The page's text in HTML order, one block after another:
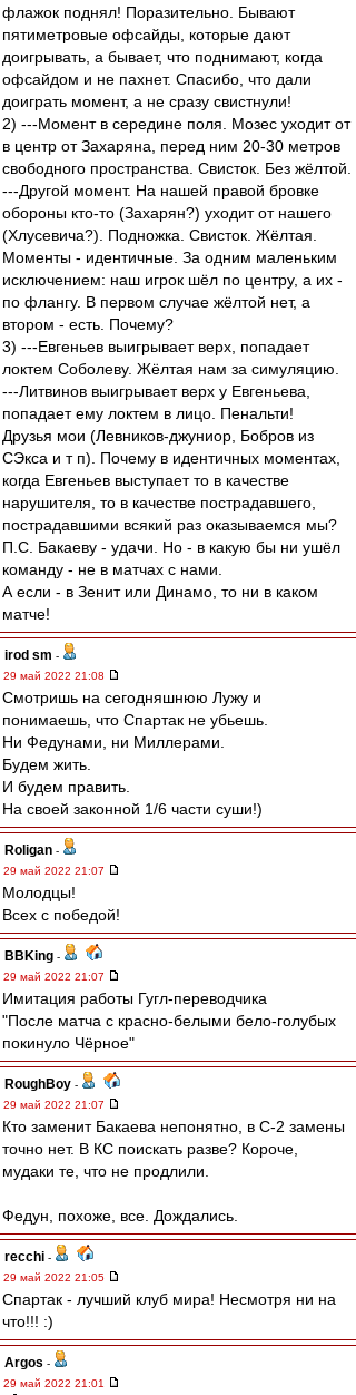
флажок поднял! Поразительно. Бывают
пятиметровые офсайды, которые дают
доигрывать, а бывает, что поднимают, когда
офсайдом и не пахнет. Спасибо, что дали
доиграть момент, а не сразу свистнули!
2) ---Момент в середине поля. Мозес уходит от
в центр от Захаряна, перед ним 20-30 метров
свободного пространства. Свисток. Без жёлтой.
---Другой момент. На нашей правой бровке
обороны кто-то (Захарян?) уходит от нашего
(Хлусевича?). Подножка. Свисток. Жёлтая.
Моменты - идентичные. За одним маленьким
исключением: наш игрок шёл по центру, а их -
по флангу. В первом случае жёлтой нет, а
втором - есть. Почему?
3) ---Евгеньев выигрывает верх, попадает
локтем Соболеву. Жёлтая нам за симуляцию.
---Литвинов выигрывает верх у Евгеньева,
попадает ему локтем в лицо. Пенальти!
Друзья мои (Левников-джуниор, Бобров из
СЭкса и т п). Почему в идентичных моментах,
когда Евгеньев выступает то в качестве
нарушителя, то в качестве пострадавшего,
пострадавшими всякий раз оказываемся мы?
П.С. Бакаеву - удачи. Но - в какую бы ни ушёл
команду - не в матчах с нами.
А если - в Зенит или Динамо, то ни в каком
матче!
irod sm -
29 май 2022 21:08
Смотришь на сегодняшнюю Лужу и
понимаешь, что Спартак не убьешь.
Ни Федунами, ни Миллерами.
Будем жить.
И будем править.
На своей законной 1/6 части суши!)
Roligan -
29 май 2022 21:07
Молодцы!
Всех с победой!
BBKing -
29 май 2022 21:07
Имитация работы Гугл-переводчика
"После матча с красно-белыми бело-голубых
покинуло Чёрное"
RoughBoy -
29 май 2022 21:07
Кто заменит Бакаева непонятно, в С-2 замены
точно нет. В КС поискать разве? Короче,
мудаки те, что не продлили.
Федун, похоже, все. Дождались.
recchi -
29 май 2022 21:05
Спартак - лучший клуб мира! Несмотря ни на
что!!! :)
Argos -
29 май 2022 21:01